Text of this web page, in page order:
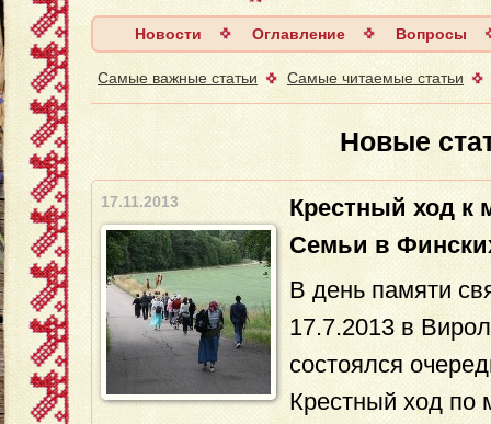
Новости Оглавление Вопросы
Самые важные статьи Самые читаемые статьи
Новые
17.11.2013
Крестный ход к
Семьи в
В день памяти
17.7.2013 в
состоялся
Крестный ход по